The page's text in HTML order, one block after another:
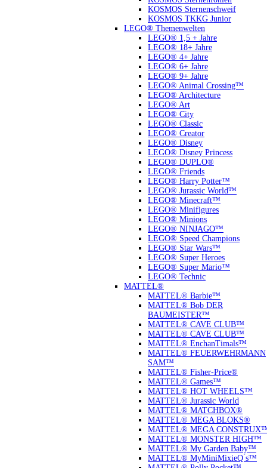
KOSMOS Sternenschweif
KOSMOS TKKG Junior
LEGO® Themenwelten
LEGO® 1,5 + Jahre
LEGO® 18+ Jahre
LEGO® 4+ Jahre
LEGO® 6+ Jahre
LEGO® 9+ Jahre
LEGO® Animal Crossing™
LEGO® Architecture
LEGO® Art
LEGO® City
LEGO® Classic
LEGO® Creator
LEGO® Disney
LEGO® Disney Princess
LEGO® DUPLO®
LEGO® Friends
LEGO® Harry Potter™
LEGO® Jurassic World™
LEGO® Minecraft™
LEGO® Minifigures
LEGO® Minions
LEGO® NINJAGO™
LEGO® Speed Champions
LEGO® Star Wars™
LEGO® Super Heroes
LEGO® Super Mario™
LEGO® Technic
MATTEL®
MATTEL® Barbie™
MATTEL® Bob DER
BAUMEISTER™
MATTEL® CAVE CLUB™
MATTEL® CAVE CLUB™
MATTEL® EnchanTimals™
MATTEL® FEUERWEHRMANN
SAM™
MATTEL® Fisher-Price®
MATTEL® Games™
MATTEL® HOT WHEELS™
MATTEL® Jurassic World
MATTEL® MATCHBOX®
MATTEL® MEGA BLOKS®
MATTEL® MEGA
MATTEL® MONSTER HIGH™
MATTEL® My Garden Baby™
MATTEL® MyMiniMixieQ ́s™